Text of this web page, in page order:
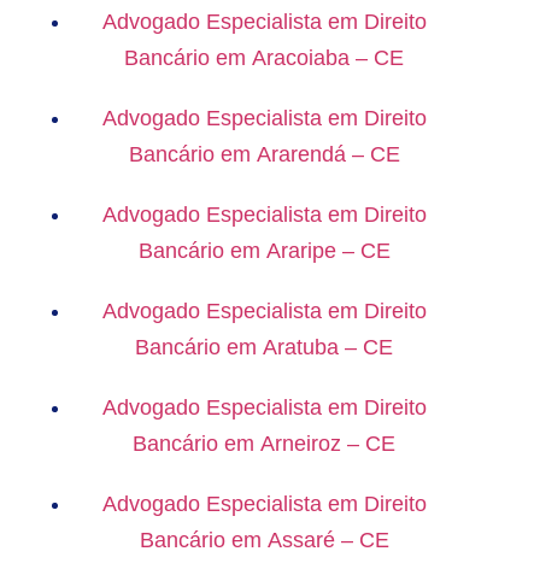
Advogado Especialista em Direito
Bancário em Aracoiaba – CE
Advogado Especialista em Direito
Bancário em Ararendá – CE
Advogado Especialista em Direito
Bancário em Araripe – CE
Advogado Especialista em Direito
Bancário em Aratuba – CE
Advogado Especialista em Direito
Bancário em Arneiroz – CE
Advogado Especialista em Direito
Bancário em Assaré – CE